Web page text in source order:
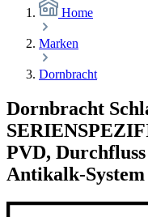
Home
Marken
Dornbracht
Dornbracht
PVD,
Antikalk-